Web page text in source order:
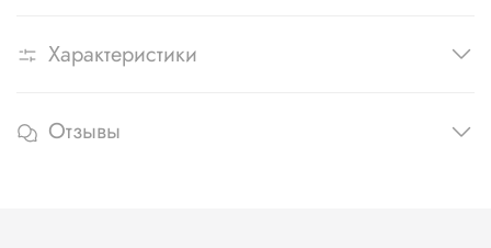
Характеристики
Отзывы